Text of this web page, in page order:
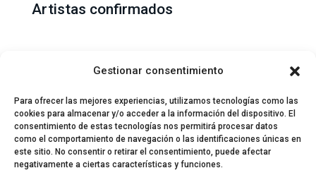
Gestionar consentimiento
Para ofrecer las mejores experiencias, utilizamos tecnologías como las
cookies para almacenar y/o acceder a la información del dispositivo. El
consentimiento de estas tecnologías nos permitirá procesar datos
como el comportamiento de navegación o las identificaciones únicas en
este sitio. No consentir o retirar el consentimiento, puede afectar
negativamente a ciertas características y funciones.
Artistas confirmados